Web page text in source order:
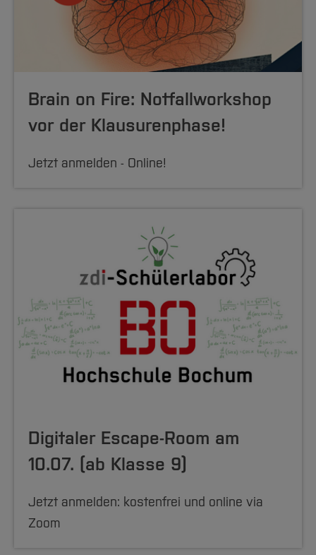
Brain on Fire: Notfallworkshop
vor der Klausurenphase!
Jetzt anmelden - Online!
Digitaler Escape-Room am
10.07. (ab Klasse 9)
Jetzt anmelden: kostenfrei und online via
Zoom